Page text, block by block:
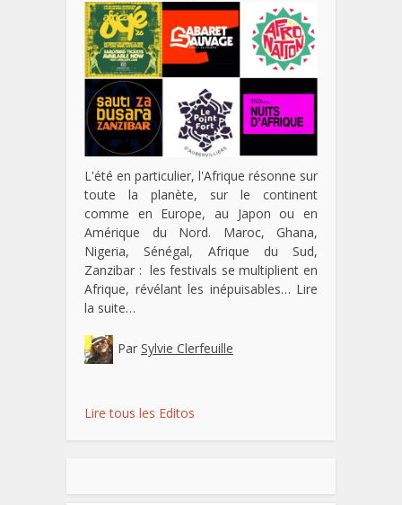
L'été en particulier, l'Afrique résonne sur
toute la planète, sur le continent
comme en Europe, au Japon ou en
Amérique du Nord. Maroc, Ghana,
Nigeria, Sénégal, Afrique du Sud,
Zanzibar : les festivals se multiplient en
Afrique, révélant les inépuisables… Lire
la suite…
Par Sylvie Clerfeuille
Lire tous les Editos